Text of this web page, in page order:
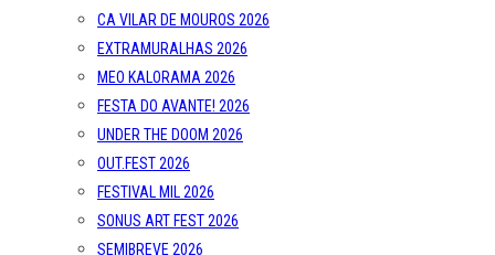
CA VILAR DE MOUROS 2026
EXTRAMURALHAS 2026
MEO KALORAMA 2026
FESTA DO AVANTE! 2026
UNDER THE DOOM 2026
OUT.FEST 2026
FESTIVAL MIL 2026
SONUS ART FEST 2026
SEMIBREVE 2026